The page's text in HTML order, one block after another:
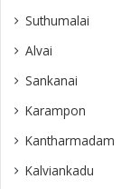
Suthumalai
Alvai
Sankanai
Karampon
Kantharmadam
Kalviankadu